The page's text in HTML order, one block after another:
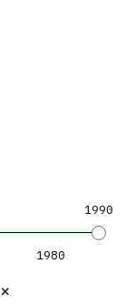
1990
1980
×